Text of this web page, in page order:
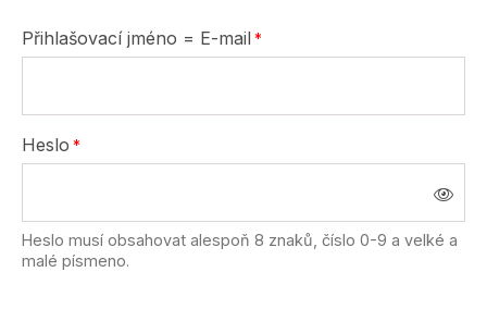
Přihlašovací jméno = E-mail
Heslo
Heslo musí obsahovat alespoň 8 znaků, číslo 0-9 a velké a
malé písmeno.